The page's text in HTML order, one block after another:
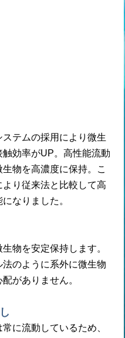
テムの採用により微生
触効率がUP。高性能流動
物を高濃度に保持。こ
り従来法と比較して高
なりました。
物を安定保持します。
法のように系外に微生物
がありません。
に流動しているため、